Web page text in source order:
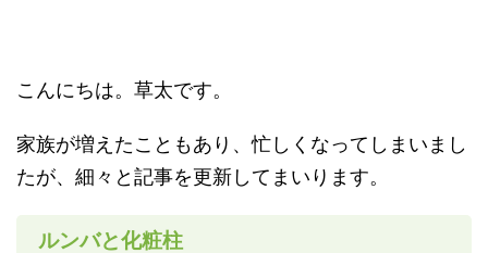
こんにちは。草太です。
家族が増えたこともあり、忙しくなってしまいまし
たが、細々と記事を更新してまいります。
ルンバと化粧柱